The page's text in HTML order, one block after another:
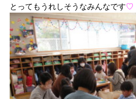
とってもうれしそうなみんなです♡